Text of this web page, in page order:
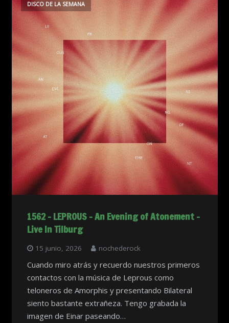
1562 – LEPROUS – An Evening of Atonement –
Live In Tilburg
15 junio, 2026 nochederock
DISCO DE LA SEMANA
Cuando miro atrás y recuerdo nuestros primeros
contactos con la música de Leprous como
teloneros de Amorphis y presentando Bilateral
siento bastante extrañeza. Tengo grabada la
imagen de Einar paseando…